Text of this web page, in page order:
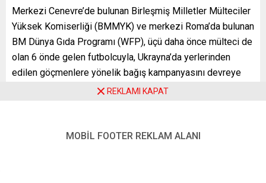
Merkezi Cenevre’de bulunan Birleşmiş Milletler Mülteciler
Yüksek Komiserliği (BMMYK) ve merkezi Roma’da bulunan
BM Dünya Gıda Programı (WFP), üçü daha önce mülteci de
olan 6 önde gelen futbolcuyla, Ukrayna’da yerlerinden
edilen göçmenlere yönelik bağış kampanyasını devreye
ise sayıları 10 milyonu aşan yerinden olanlar için “Ukrayna
REKLAMI KAPAT
MOBİL FOOTER REKLAM ALANI